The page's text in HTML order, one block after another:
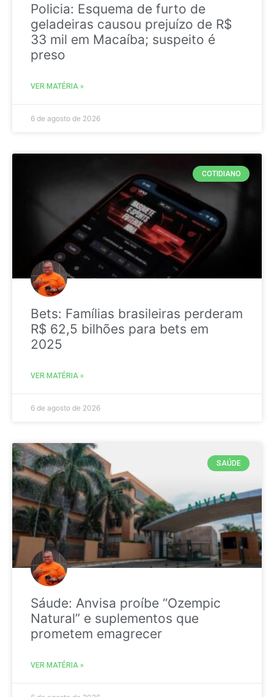
Policia: Esquema de furto de
geladeiras causou prejuízo de R$
33 mil em Macaíba; suspeito é
preso
VER MATÉRIA »
6 de agosto de 2026
COTIDIANO
Bets: Famílias brasileiras perderam
R$ 62,5 bilhões para bets em
2025
VER MATÉRIA »
6 de agosto de 2026
SAÚDE
Sáude: Anvisa proíbe “Ozempic
Natural” e suplementos que
prometem emagrecer
VER MATÉRIA »